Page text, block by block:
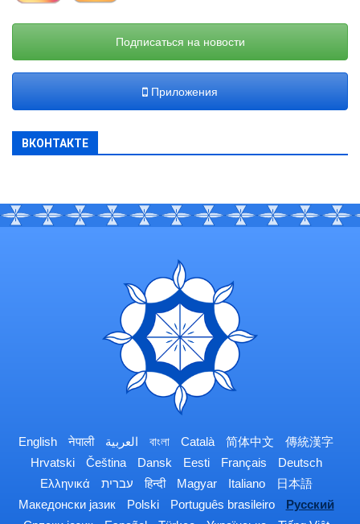
Подписаться на новости
Приложения
ВКОНТАКТЕ
English नेपाली العربية বাংলা Català 简体中文
傳統漢字
Hrvatski
Čeština Dansk Eesti Français
Deutsch
Ελληνικά
עברית हिन्दी Magyar Italiano
日本語
Македонски јазик
Polski Português brasileiro
Русский